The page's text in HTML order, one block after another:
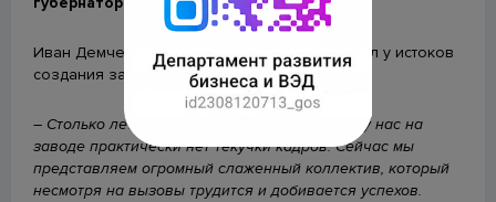
Иван Демченко поблагодарил всех, кто стоял у истоков
создания завода и нынешний коллектив.
– Столько лет мы работаем с вами вместе, и у нас на
заводе практически нет текучки кадров. Сейчас мы
представляем огромный слаженный коллектив, который
несмотря на вызовы трудится и добивается успехов.
строительства (ЕИСЖС)
Календарь предоставления статистической отчетности
Будь в курсе